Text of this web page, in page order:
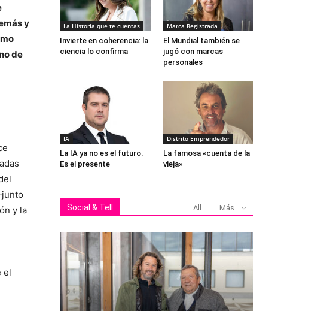
y
de
y la
el
La Historia que te cuentas
Invierte en coherencia: la
ciencia lo confirma
Marca Registrada
El Mundial también se
jugó con marcas
personales
IA
La IA ya no es el futuro.
Es el presente
Distrito Emprendedor
La famosa «cuenta de la
vieja»
Social & Tell All Más